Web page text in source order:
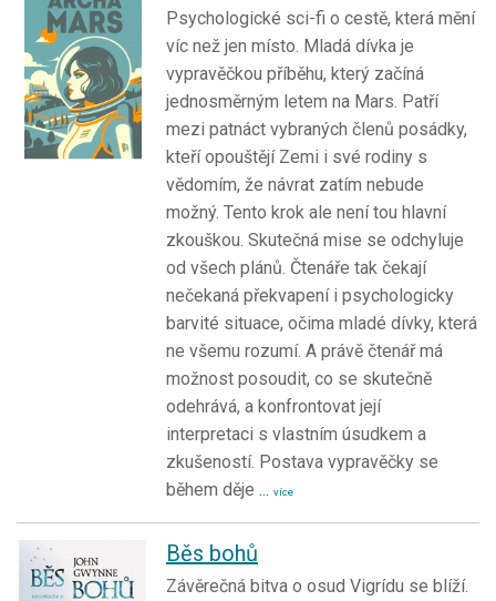
Psychologické sci-fi o cestě, která mění
víc než jen místo. Mladá dívka je
vypravěčkou příběhu, který začíná
jednosměrným letem na Mars. Patří
mezi patnáct vybraných členů posádky,
kteří opouštějí Zemi i své rodiny s
vědomím, že návrat zatím nebude
možný. Tento krok ale není tou hlavní
zkouškou. Skutečná mise se odchyluje
od všech plánů. Čtenáře tak čekají
nečekaná překvapení i psychologicky
barvité situace, očima mladé dívky, která
ne všemu rozumí. A právě čtenář má
možnost posoudit, co se skutečně
odehrává, a konfrontovat její
interpretaci s vlastním úsudkem a
zkušeností. Postava vypravěčky se
během děje ... více
Běs bohů
Závěrečná bitva o osud Vigrídu se blíží.